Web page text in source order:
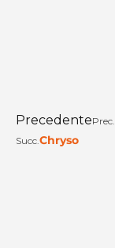
PrecedentePrec.
Succ.Chryso